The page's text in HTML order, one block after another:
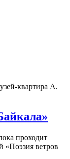
квартира А.
проходит
«Поэзия ветров